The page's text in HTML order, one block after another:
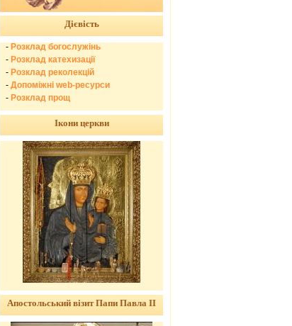
Дієвість
- Розклад богослужінь
- Розклад катехизації
- Розклад реколекцій
- Допоміжні web-ресурси
- Розклад прощ
Ікони церкви
Апостольський візит Папи Павла ІІ